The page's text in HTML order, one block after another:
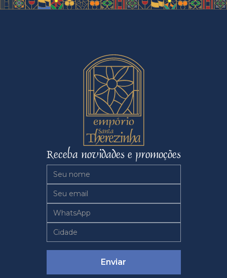
Receba novidades e promoções